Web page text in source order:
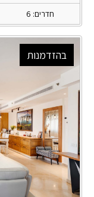
חדרים: 6
בהזדמנות